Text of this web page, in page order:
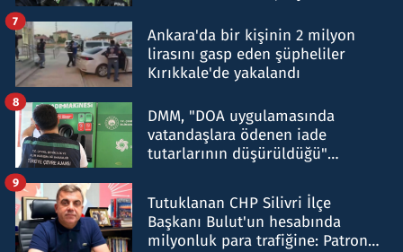
Ankara'da bir kişinin 2 milyon
lirasını gasp eden şüpheliler
Kırıkkale'de yakalandı
7
DMM, "DOA uygulamasında
vatandaşlara ödenen iade
tutarlarının düşürüldüğü"
8
Tutuklanan CHP Silivri İlçe
Başkanı Bulut'un hesabında
milyonluk para trafiğine: Patron
9